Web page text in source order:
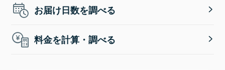
お届け日数を調べる
料金を計算・調べる